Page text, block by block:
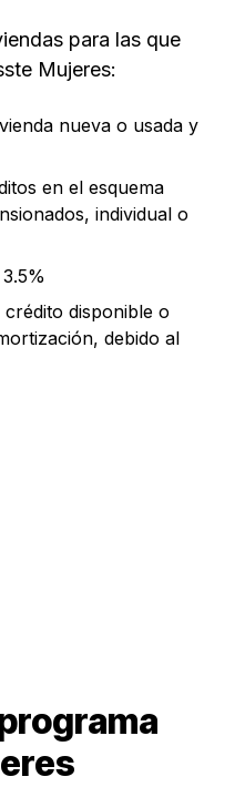
para las que
Mujeres:
nueva o usada y
en el esquema
individual o
disponible o
debido al